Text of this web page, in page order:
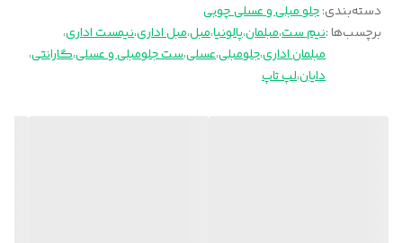
دسته‌بندی:جلو مبلی و عسلی چوبی
برچسب‌ها :نیم ست،مبلمان،پالونیا،مبل،مبل اداری،نیمست اداری،
مبلمان اداری،جلومبلی،عسلی،ست جلومبلی و عسلی،گارانتی،
دایان،لپ تاپ